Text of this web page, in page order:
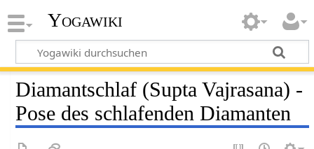
Yogawiki
Diamantschlaf (Supta Vajrasana) -
Pose des schlafenden Diamanten